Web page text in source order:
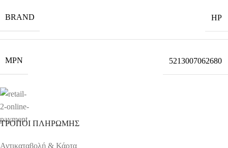
BRAND HP
MPN 5213007062680
ΤΡΟΠΟΙ ΠΛΗΡΩΜΗΣ
Αντικαταβολή & Κάρτα